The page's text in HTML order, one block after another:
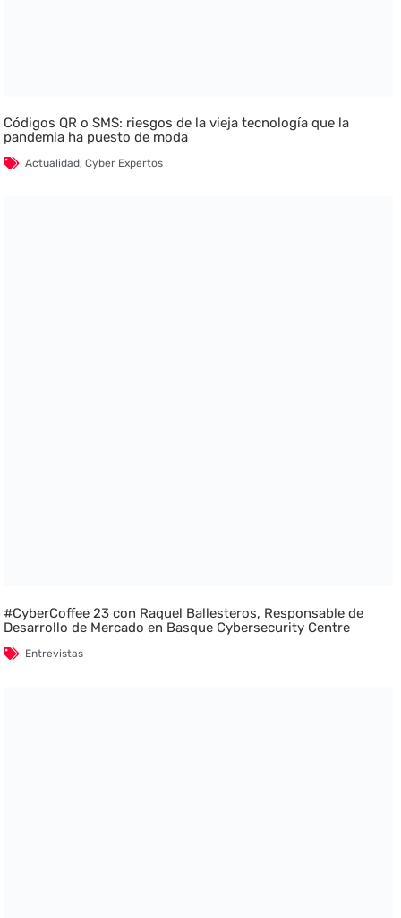
Códigos QR o SMS: riesgos de la vieja tecnología que la
pandemia ha puesto de moda
Actualidad,Cyber Expertos
#CyberCoffee 23 con Raquel Ballesteros, Responsable de
Desarrollo de Mercado en Basque Cybersecurity Centre
Entrevistas